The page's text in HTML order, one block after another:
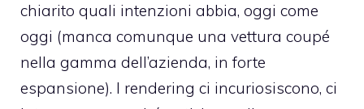
chiarito quali intenzioni abbia, oggi come
oggi (manca comunque una vettura coupé
nella gamma dell’azienda, in forte
espansione). I rendering ci incuriosiscono, ci